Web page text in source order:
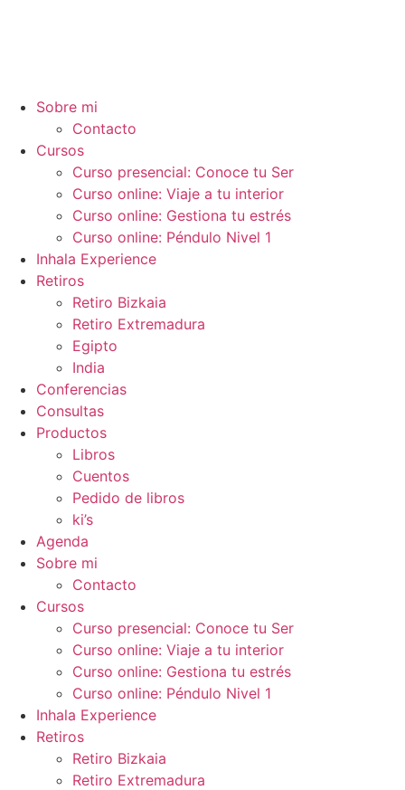
Sobre mi
Contacto
Cursos
Curso presencial: Conoce tu Ser
Curso online: Viaje a tu interior
Curso online: Gestiona tu estrés
Curso online: Péndulo Nivel 1
Inhala Experience
Retiros
Retiro Bizkaia
Retiro Extremadura
Egipto
India
Conferencias
Consultas
Productos
Libros
Cuentos
Pedido de libros
ki’s
Agenda
Sobre mi
Contacto
Cursos
Curso presencial: Conoce tu Ser
Curso online: Viaje a tu interior
Curso online: Gestiona tu estrés
Curso online: Péndulo Nivel 1
Inhala Experience
Retiros
Retiro Bizkaia
Retiro Extremadura